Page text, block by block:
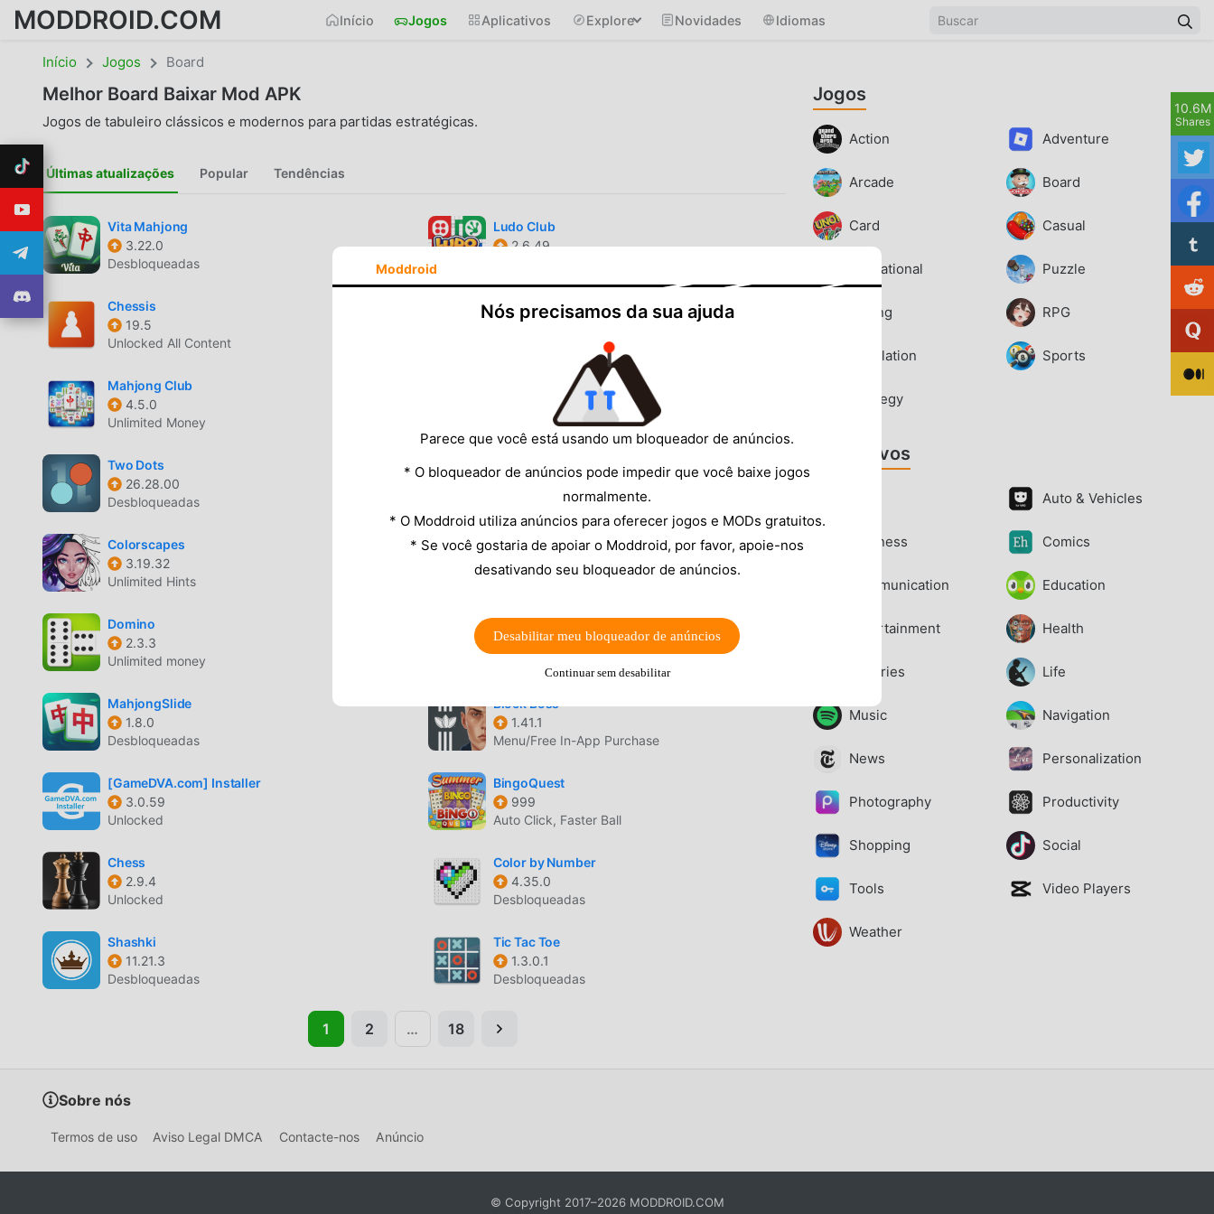
MODDROID.COM Início Jogos Aplicativos Explore Novidades Idiomas
Início Jogos Board
Melhor Board Baixar Mod APK
Jogos de tabuleiro clássicos e modernos para partidas estratégicas.
Últimas atualizações Popular Tendências
Vita Mahjong
3.22.0
Desbloqueadas
Ludo Club
2.6.49
Chessis
19.5
Unlocked All Content
Business
9.9
Mahjong Club
4.5.0
Unlimited Money
MONOPOLY GO
Desbloqueadas
Two Dots
26.28.00
Desbloqueadas
Monopoly
All Paid Content Unlocked
Colorscapes
3.19.32
Unlimited Hints
Game of Thrones: Board Game
1.1.3
Domino
2.3.3
Unlimited money
5.1.22
MahjongSlide
1.8.0
Desbloqueadas
Block Boss
1.41.1
Menu/Free In-App Purchase
[GameDVA.com] Installer
3.0.59
Unlocked
BingoQuest
999
Auto Click, Faster Ball
Chess
2.9.4
Unlocked
Color by Number
4.35.0
Desbloqueadas
Shashki
11.21.3
Desbloqueadas
Tic Tac Toe
1.3.0.1
Desbloqueadas
1 2 … 18
Jogos
Action Adventure
Arcade Board
Card Casual
Educational Puzzle
Racing RPG
Simulation Sports
Strategy
Aplicativos
Auto & Vehicles
Business Comics
Communication Education
Entertainment Health
Libraries Life
Music Navigation
News Personalization
Photography Productivity
Shopping Social
Tools Video Players
Weather
Sobre nós
Termos de uso Aviso Legal DMCA Contacte-nos Anúncio
© Copyright 2017–2026 MODDROID.COM
Moddroid
Nós precisamos da sua ajuda
Parece que você está usando um bloqueador de anúncios.
* O bloqueador de anúncios pode impedir que você baixe jogos
normalmente.
* O Moddroid utiliza anúncios para oferecer jogos e MODs gratuitos.
* Se você gostaria de apoiar o Moddroid, por favor, apoie-nos
desativando seu bloqueador de anúncios.
Desabilitar meu bloqueador de anúncios
Continuar sem desabilitar
10.6M
Shares